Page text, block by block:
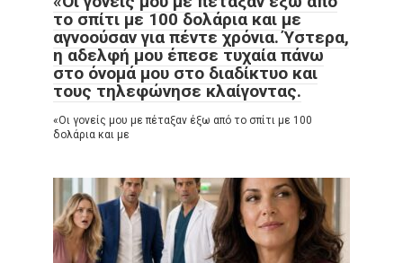
το σπίτι με 100 δολάρια και με
αγνοούσαν για πέντε χρόνια. Ύστερα,
η αδελφή μου έπεσε τυχαία πάνω
στο όνομά μου στο διαδίκτυο και
τους τηλεφώνησε κλαίγοντας.
«Οι γονείς μου με πέταξαν έξω από το σπίτι με 100
δολάρια και με